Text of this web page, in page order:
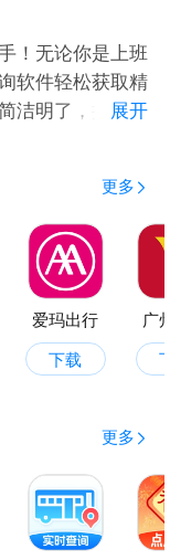
！无论你是上班
软件轻松获取精
洁明了，操作方
而烦恼，提升出
交先知，让每一
行的必备神器！
展开
更多
爱玛出行
下载
广
更多